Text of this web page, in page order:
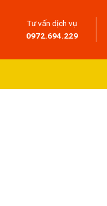
Tư vấn dịch vụ
0972.694.229